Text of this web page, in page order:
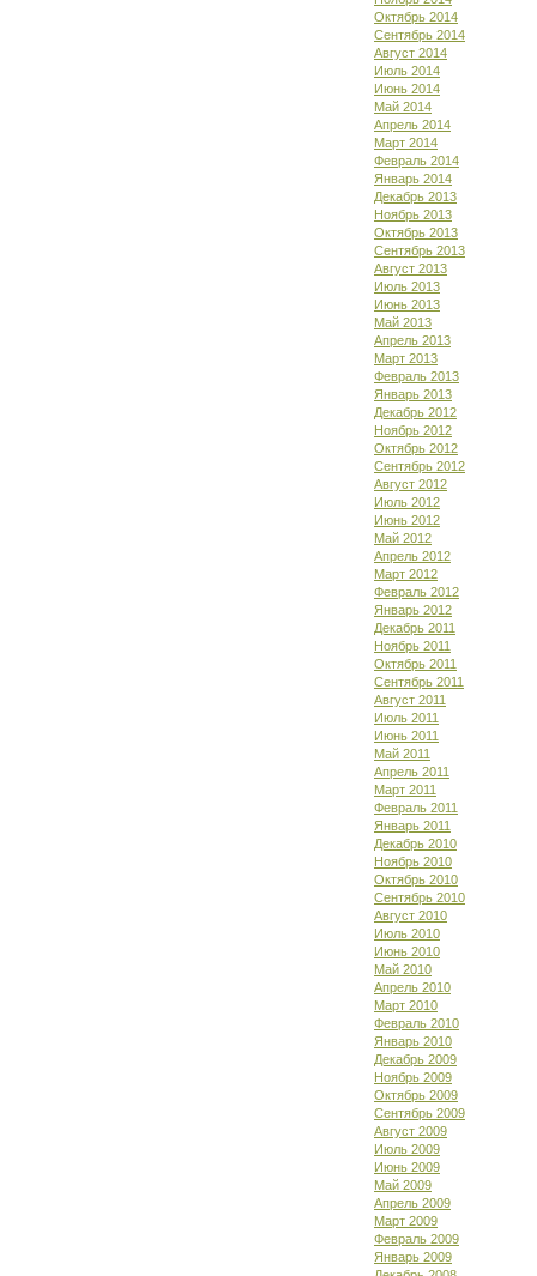
Октябрь 2014
Сентябрь 2014
Август 2014
Июль 2014
Июнь 2014
Май 2014
Апрель 2014
Март 2014
Февраль 2014
Январь 2014
Декабрь 2013
Ноябрь 2013
Октябрь 2013
Сентябрь 2013
Август 2013
Июль 2013
Июнь 2013
Май 2013
Апрель 2013
Март 2013
Февраль 2013
Январь 2013
Декабрь 2012
Ноябрь 2012
Октябрь 2012
Сентябрь 2012
Август 2012
Июль 2012
Июнь 2012
Май 2012
Апрель 2012
Март 2012
Февраль 2012
Январь 2012
Декабрь 2011
Ноябрь 2011
Октябрь 2011
Сентябрь 2011
Август 2011
Июль 2011
Июнь 2011
Май 2011
Апрель 2011
Март 2011
Февраль 2011
Январь 2011
Декабрь 2010
Ноябрь 2010
Октябрь 2010
Сентябрь 2010
Август 2010
Июль 2010
Июнь 2010
Май 2010
Апрель 2010
Март 2010
Февраль 2010
Январь 2010
Декабрь 2009
Ноябрь 2009
Октябрь 2009
Сентябрь 2009
Август 2009
Июль 2009
Июнь 2009
Май 2009
Апрель 2009
Март 2009
Февраль 2009
Январь 2009